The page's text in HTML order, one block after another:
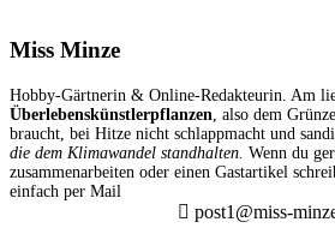
Miss Minze
Hobby-Gärtnerin & Online-Redakteurin. Am
Überlebenskünstlerpflanzen , also dem
braucht, bei Hitze nicht schlappmacht und
die dem Klimawandel standhalten. Wenn du
zusammenarbeiten oder einen Gastartikel
einfach per Mail
post1@miss-